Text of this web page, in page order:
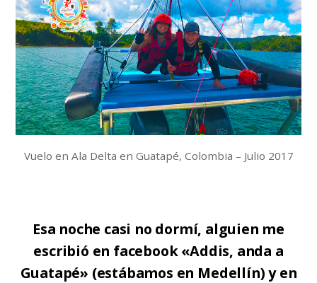
Vuelo en Ala Delta en Guatapé, Colombia – Julio 2017
Esa noche casi no dormí, alguien me
escribió en facebook «Addis, anda a
Guatapé» (estábamos en Medellín) y en